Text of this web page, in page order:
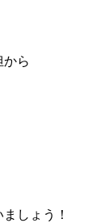
から
しょう！